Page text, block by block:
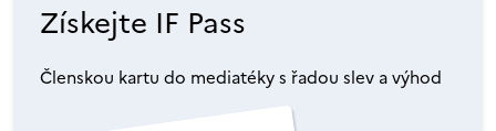
Získejte IF Pass
Členskou kartu do mediatéky s řadou slev a výhod